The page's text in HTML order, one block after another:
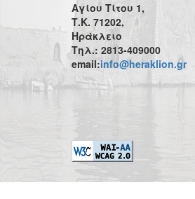
Αγίου Τίτου 1,
Τ.Κ. 71202,
Ηράκλειο
Τηλ.: 2813-409000
email:info@heraklion.gr